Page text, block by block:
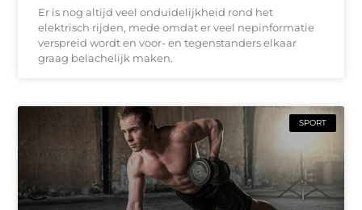
Er is nog altijd veel onduidelijkheid rond het
elektrisch rijden, mede omdat er veel nepinformatie
verspreid wordt en voor- en tegenstanders elkaar
graag belachelijk maken.
SPORT